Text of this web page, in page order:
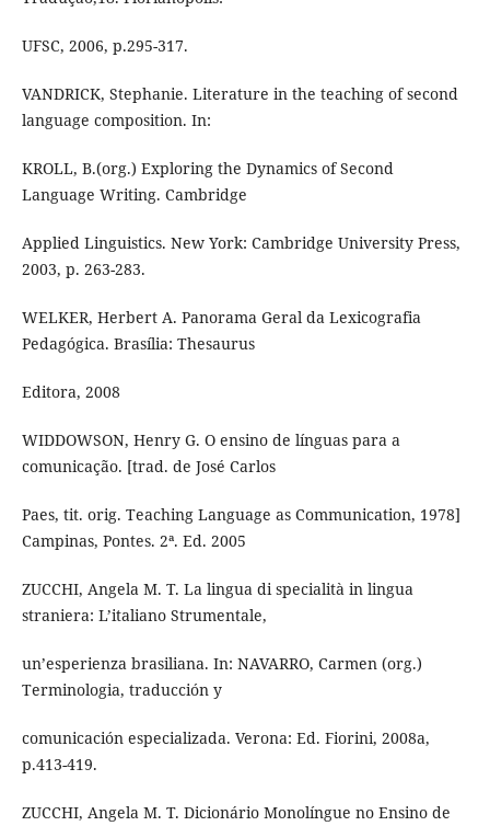
UFSC, 2006, p.295-317.
VANDRICK, Stephanie. Literature in the teaching of second
language composition. In:
KROLL, B.(org.) Exploring the Dynamics of Second
Language Writing. Cambridge
Applied Linguistics. New York: Cambridge University Press,
2003, p. 263-283.
WELKER, Herbert A. Panorama Geral da Lexicografia
Pedagógica. Brasília: Thesaurus
Editora, 2008
WIDDOWSON, Henry G. O ensino de línguas para a
comunicação. [trad. de José Carlos
Paes, tit. orig. Teaching Language as Communication, 1978]
Campinas, Pontes. 2ª. Ed. 2005
ZUCCHI, Angela M. T. La lingua di specialità in lingua
straniera: L’italiano Strumentale,
un’esperienza brasiliana. In: NAVARRO, Carmen (org.)
Terminologia, traducción y
comunicación especializada. Verona: Ed. Fiorini, 2008a,
p.413-419.
ZUCCHI, Angela M. T. Dicionário Monolíngue no Ensino de